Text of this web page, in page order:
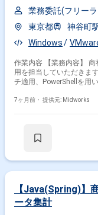
業務委託(フリー
東京都
神谷町
Windows
作業内容 【業務内容】 商社におけるITインフラ基盤の更改および保守運
用を担当していただきま
チ適用、PowerShellを用
FU展開およびパッチ適用 ・PowerShellによるスクリプト作成 ・保守運用
7ヶ月前・ 提供元: Midworks
【Java(Spring)】
ータ集計